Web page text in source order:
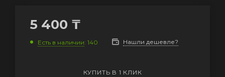
5 400 ₸
Есть в наличии: 140 Нашли дешевле?
КУПИТЬ В 1 КЛИК